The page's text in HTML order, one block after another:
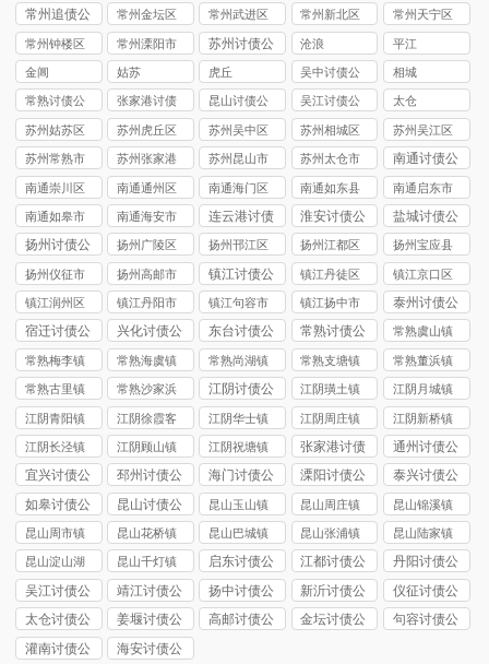
债公司
债公司
讨债公司
讨债公司
讨债公司
常州追债公
司
常州金坛区
讨债公司
常州武进区
讨债公司
常州新北区
讨债公司
常州天宁区
讨债公司
常州钟楼区
讨债公司
常州溧阳市
讨债公司
苏州讨债公
司
沧浪 平江
金阊 姑苏 虎丘
吴中讨债公
司
相城
常熟讨债公
司
张家港讨债
公司
昆山讨债公
司
吴江讨债公
司
太仓
苏州姑苏区
讨债公司
苏州虎丘区
讨债公司
苏州吴中区
讨债公司
苏州相城区
讨债公司
苏州吴江区
讨债公司
苏州常熟市
讨债公司
苏州张家港
市讨债公司
苏州昆山市
讨债公司
苏州太仓市
讨债公司
南通讨债公
司
南通崇川区
讨债公司
南通通州区
讨债公司
南通海门区
讨债公司
南通如东县
讨债公司
南通启东市
讨债公司
南通如皋市
讨债公司
南通海安市
讨债公司
连云港讨债
公司
淮安讨债公
司
盐城讨债公
司
扬州讨债公
司
扬州广陵区
讨债公司
扬州邗江区
讨债公司
扬州江都区
讨债公司
扬州宝应县
讨债公司
扬州仪征市
讨债公司
扬州高邮市
讨债公司
镇江讨债公
司
镇江丹徒区
讨债公司
镇江京口区
讨债公司
镇江润州区
讨债公司
镇江丹阳市
讨债公司
镇江句容市
讨债公司
镇江扬中市
讨债公司
泰州讨债公
司
宿迁讨债公
司
兴化讨债公
司
东台讨债公
司
常熟讨债公
司
常熟虞山镇
讨债公司
常熟梅李镇
讨债公司
常熟海虞镇
讨债公司
常熟尚湖镇
讨债公司
常熟支塘镇
讨债公司
常熟董浜镇
讨债公司
常熟古里镇
讨债公司
常熟沙家浜
镇讨债公司
江阴讨债公
司
江阴璜土镇
讨债公司
江阴月城镇
讨债公司
江阴青阳镇
讨债公司
江阴徐霞客
镇讨债公司
江阴华士镇
讨债公司
江阴周庄镇
讨债公司
江阴新桥镇
讨债公司
江阴长泾镇
讨债公司
江阴顾山镇
讨债公司
江阴祝塘镇
讨债公司
张家港讨债
公司
通州讨债公
司
宜兴讨债公
司
邳州讨债公
司
海门讨债公
司
溧阳讨债公
司
泰兴讨债公
司
如皋讨债公
司
昆山讨债公
司
昆山玉山镇
讨债公司
昆山周庄镇
讨债公司
昆山锦溪镇
讨债公司
昆山周市镇
讨债公司
昆山花桥镇
讨债公司
昆山巴城镇
讨债公司
昆山张浦镇
讨债公司
昆山陆家镇
讨债公司
昆山淀山湖
镇讨债公司
昆山千灯镇
讨债公司
启东讨债公
司
江都讨债公
司
丹阳讨债公
司
吴江讨债公
司
靖江讨债公
司
扬中讨债公
司
新沂讨债公
司
仪征讨债公
司
太仓讨债公
司
姜堰讨债公
司
高邮讨债公
金坛讨债公
句容讨债公
灌南讨债公
海安讨债公